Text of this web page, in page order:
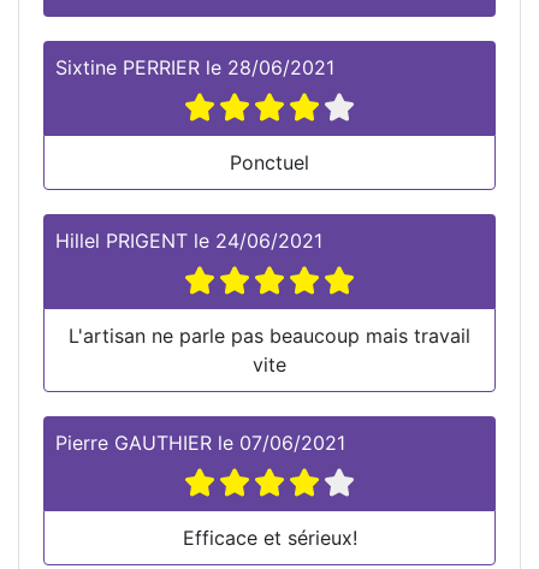
Sixtine PERRIER le 28/06/2021
Ponctuel
Hillel PRIGENT le 24/06/2021
L'artisan ne parle pas beaucoup mais travail
vite
Pierre GAUTHIER le 07/06/2021
Efficace et sérieux!